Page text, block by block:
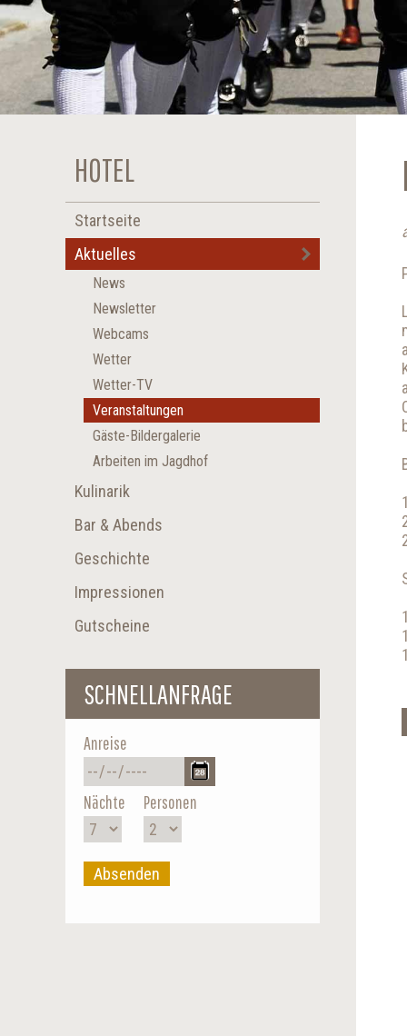
HOTEL
Startseite
Aktuelles
News
Newsletter
Webcams
Wetter
Wetter-TV
Veranstaltungen
Gäste-Bildergalerie
Arbeiten im Jagdhof
Kulinarik
Bar & Abends
Geschichte
Impressionen
Gutscheine
SCHNELLANFRAGE
Anreise
Nächte Personen
Absenden